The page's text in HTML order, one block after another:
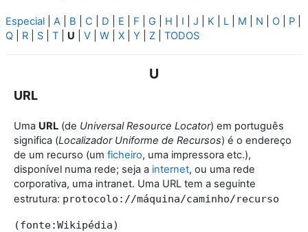
Especial A B C D E F G H I J K L M N O P
Q
R S T U V W X Y Z TODOS
U
URL
Uma URL (de Universal Resource Locator) em português
significa (Localizador Uniforme de Recursos) é o endereço
de um recurso (um ficheiro, uma impressora etc.),
disponível numa rede; seja a internet, ou uma rede
corporativa, uma intranet. Uma URL tem a seguinte
estrutura: protocolo://máquina/caminho/recurso
(fonte:Wikipédia)